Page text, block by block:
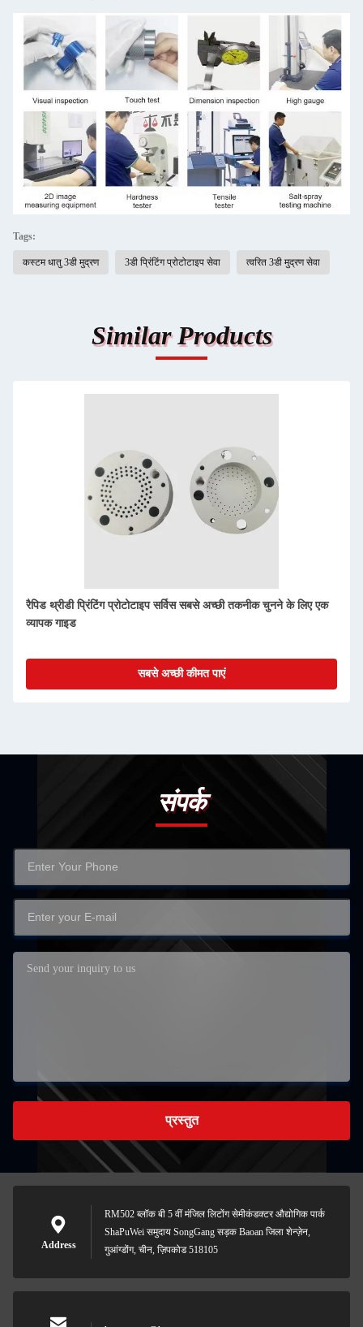
Tags:
कस्टम धातु 3डी मुद्रण 3डी प्रिंटिंग प्रोटोटाइप सेवा त्वरित 3डी मुद्रण सेवा
Similar Products
एसटीएल 3डी प्रिंटिंग रैपिड प्रोटोटाइप सेवाएं एफडीएम परफेक्ट प्रोटोटाइपिंग
विधि
सबसे अच्छी कीमत पाएं
संपर्क
प्रस्तुत
Address
RM502 ब्लॉक बी 5 वीं मंजिल लिटोंग सेमीकंडक्टर औद्योगिक पार्क
ShaPuWei समुदाय SongGang सड़क Baoan जिला शेन्ज़ेन,
गुआंग्डोंग, चीन, ज़िपकोड 518105